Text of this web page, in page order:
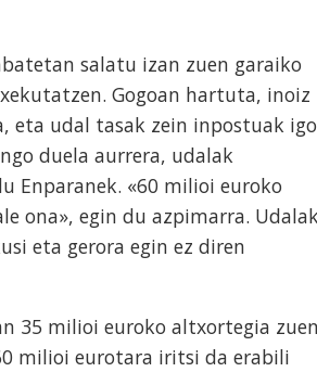
salatu izan zuen garaiko
Gogoan hartuta, inoiz
eta udal tasak zein inpostuak igo
duela aurrera, udalak
Enparanek. «60 milioi euroko
ona», egin du azpimarra. Udalak
eta gerora egin ez diren
35 milioi euroko altxortegia zuen
milioi eurotara iritsi da erabili